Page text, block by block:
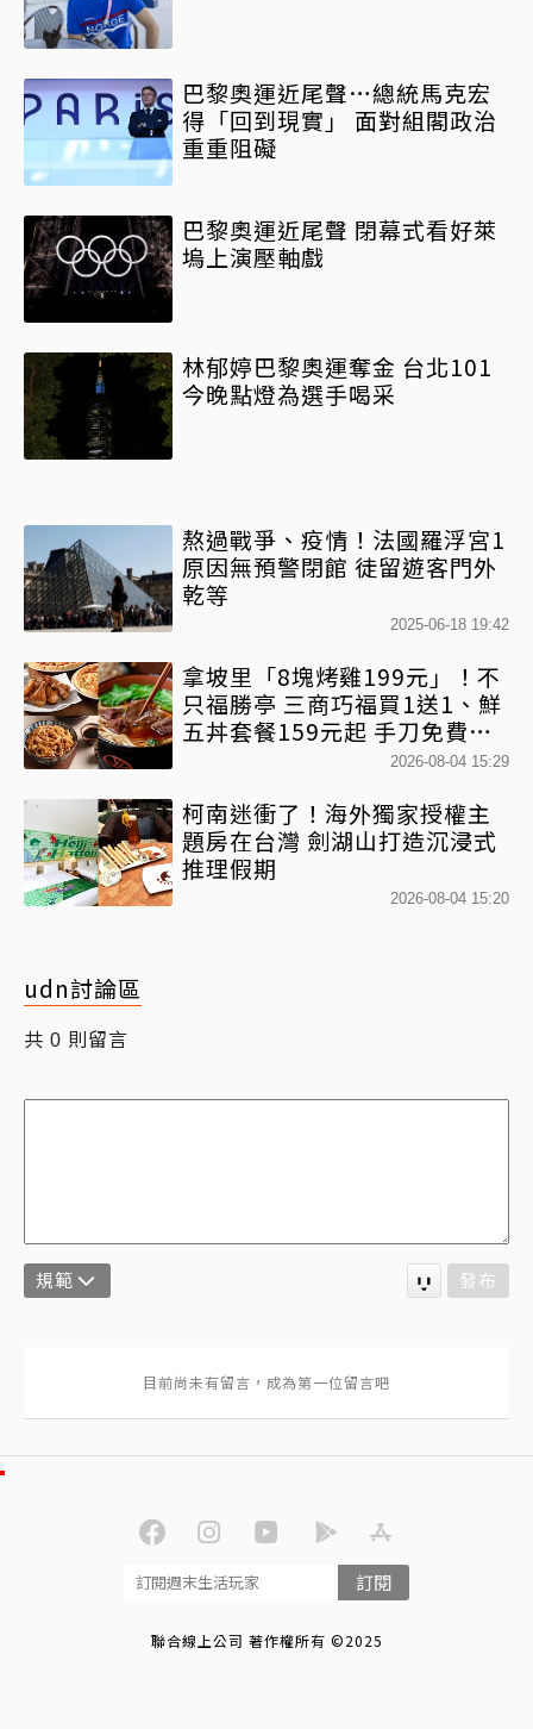
巴黎奧運近尾聲…總統馬克宏
得「回到現實」 面對組閣政治
重重阻礙
巴黎奧運近尾聲 閉幕式看好萊
塢上演壓軸戲
林郁婷巴黎奧運奪金 台北101
今晚點燈為選手喝采
熬過戰爭、疫情！法國羅浮宮1
原因無預警閉館 徒留遊客門外
乾等
2025-06-18 19:42
拿坡里「8塊烤雞199元」！不
只福勝亭 三商巧福買1送1、鮮
五丼套餐159元起 手刀免費領
2026-08-04 15:29
柯南迷衝了！海外獨家授權主
題房在台灣 劍湖山打造沉浸式
推理假期
2026-08-04 15:20
udn討論區
共 0 則留言
規範 發布
訂閱
聯合線上公司 著作權所有 ©2025